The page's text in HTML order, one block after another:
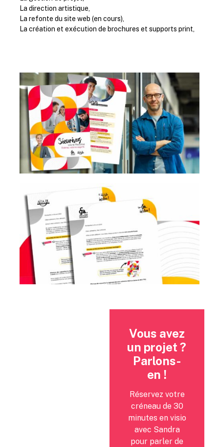
La direction artistique,
La refonte du site web (en cours),
La création et exécution de brochures et supports print,
Vous avez
un projet ?
Parlons-
en !
Réservez votre
créneau de 30
minutes en visio
avec Sandra
pour parler de